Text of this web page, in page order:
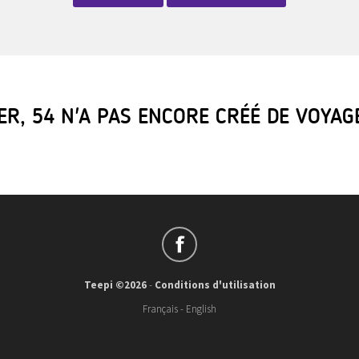
54 N'A PAS ENCORE CRÉÉ DE
Teepi ©2026- Conditions d'utilisation
Français- English